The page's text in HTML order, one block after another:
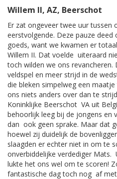
Willem II, AZ, Beerschot
Er zat ongeveer twee uur tussen
eerstvolgende. Deze pauze
goeds, want we kwamen er
Willem II. Dat voelde uiteraard
toch wilden we ons revancheren.
veldspel en meer strijd in de
die bleken simpelweg een
ons niets anders over dan te
Koninklijke Beerschot VA uit
behoorlijk leeg bij de jongens en
dan ook geen sprake. Maar dat
hoewel zij duidelijk de
slaagden er echter niet in om te
onverbiddelijke verdediger Mats.
lukte het ons wel om te scoren!
fantastische dag toch nog af